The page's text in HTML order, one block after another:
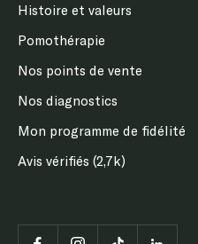
Histoire et valeurs
Pomothérapie
Nos points de vente
Nos diagnostics
Mon programme de fidélité
Avis vérifiés (2,7k)